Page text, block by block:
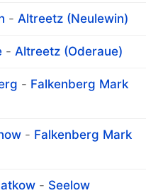
- Altreetz (Neulewin)
- Altreetz (Oderaue)
- Falkenberg Mark
- Falkenberg Mark
- Seelow